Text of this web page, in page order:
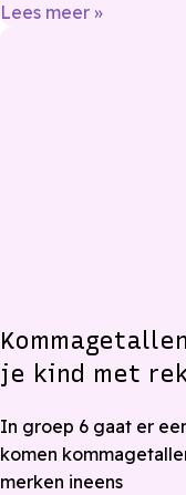
Lees meer »
je kind met
In groep 6 gaat er
komen
merken ineens